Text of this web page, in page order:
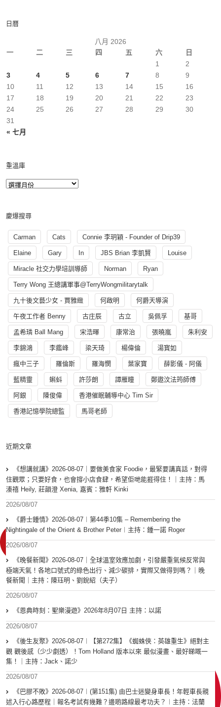
日曆
八月 2026
一
二 三 四 五 六 日
« 七月
1
2
3
4 5 6 7 8
9
10
11 12 13 14 15
16
17
18 19 20 21 22
23
24
25 26 27 28 29
30
31
重溫庫
慶爆搜尋
Carman Cats Connie 李玥穎 - Founder of Drip39
Elaine Gary In JBS Brian 李凱賢 Louise
Miracle 社交力學培訓導師 Norman Ryan
Terry Wong 王總講軍事@TerryWongmilitarytalk
九十後文藝少女 - 賈雅緻 何啟明 何爵天導演
午夜工作者 Benny 古庄辰 古立 吳佩孚 基哥
孟希璘 Ball Mang 宋浩暉 康常治 張曉嵐 朱利安
李錦鴻 李鑑峰 梁天琦 楊偉倫 湯寳如
瘋中三子 羅倫斯 羅海憫 葉家寶 薛影儀 - 阿儀
藍精靈 蝌蚪 許莎朗 譚雁瞳 鄭遨汶法筠師傅
阿銀 陳俊偉 香港催眠輔導中心 Tim Sir
香港記憶學院總監 馬哥老師
近期文章
《想講就講》2026-08-07｜要做美食家 Foodie，最緊要講真話，對得
住觀眾；只要好食，也會撐小店食肆，希望佢哋能捱得住！｜主持：馬
溱禧 Heily, 莊韻澄 Xenia, 嘉賓：雅軒 Kinki
2026/08/07
《爵士鍾情》2026-08-07︱第44季10集 – Remembering the
Nightingale of the Orient & Brother Peter︱主持：鍾一諾 Roger
2026/08/07
《晚餐新聞》2026-08-07｜全球溫室效應加劇，引發嚴重氣候反常與
極端天氣！各地口號式的綠色出行、減少碳排，實際又做得到嗎？｜晚
餐新聞｜主持：陳珏明、劉銳紹（夫子）
2026/08/07
《恩典時刻：聖樂漫遊》2026年8月07日 主持：以諾
2026/08/07
《後生友聚》2026-08-07︱【第272集】《蜘蛛俠：英雄重生》絕對主
觀 觀後感（少少劇透）！Tom Holland 版本以來 最似漫畫、最好睇嘅一
集！｜主持：Jack、諾少
2026/08/07
《巴膠不敗》2026-08-07︱(第151集) 由巴士迷變身車長！年輕車長親
述入行心路歷程｜報名考試有幾難？邊啲路線最考功夫？︱主持：法蘭